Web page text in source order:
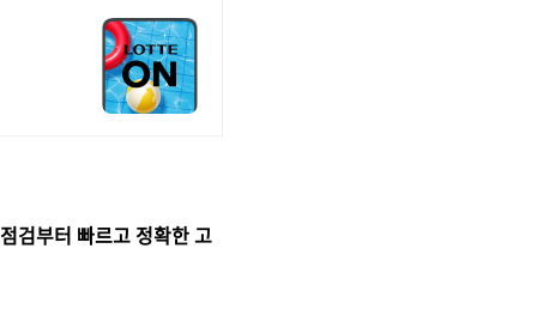
검부터 빠르고 정확한 고